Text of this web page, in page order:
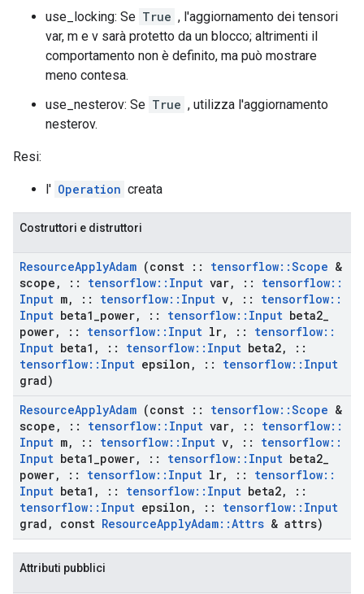
use_locking: Se True , l'aggiornamento dei tensori
var, m e v sarà protetto da un blocco; altrimenti il ​​
comportamento non è definito, ma può mostrare
meno contesa.
use_nesterov: Se True , utilizza l'aggiornamento
nesterov.
Resi:
l' Operation creata
Costruttori e distruttori
ResourceApplyAdam (const :: tensorflow::Scope &
scope , :: tensorflow:: Input var, :: tensorflow::
Input m, :: tensorflow:: Input v, :: tensorflow::
Input beta1 power, :: tensorflow:: Input beta2
power, :: tensorflow:: Input lr, :: tensorflow::
Input beta1 , :: tensorflow:: Input beta2,
::
tensorflow:: Input epsilon , :: tensorflow:: Input
grad)
ResourceApplyAdam (const :: tensorflow::Scope &
scope , :: tensorflow:: Input var, :: tensorflow::
Input m, :: tensorflow:: Input v, :: tensorflow::
Input beta1 power, :: tensorflow:: Input beta2
power, :: tensorflow:: Input lr, :: tensorflow::
Input beta1 , :: tensorflow:: Input beta2,
::
tensorflow:: Input epsilon , :: tensorflow:: Input
grad , const ResourceApplyAdam::Attrs & attrs)
Attributi pubblici